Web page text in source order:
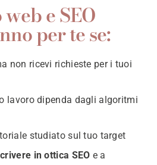
e SEO
per te se:
non ricevi richieste per i tuoi
lavoro dipenda dagli algoritmi
studiato sul tuo target
in ottica SEO e a